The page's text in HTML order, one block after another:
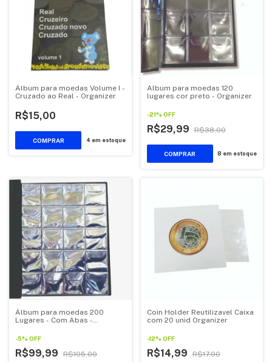
Álbum para moedas Volume I -
Cruzado ao Real - Organizer
R$15,00
4 em estoque
Album para moedas 120
lugares cor preto - Organizer
-21% OFF
R$29,99 R$38,00
8 em estoque
Álbum para moedas 200
Lugares - Com Abas -
-5% OFF
R$99,99 R$105,00
Coin Holder Reutilizavel Caixa
com 20 unid Organizer
-12% OFF
R$14,99 R$17,00